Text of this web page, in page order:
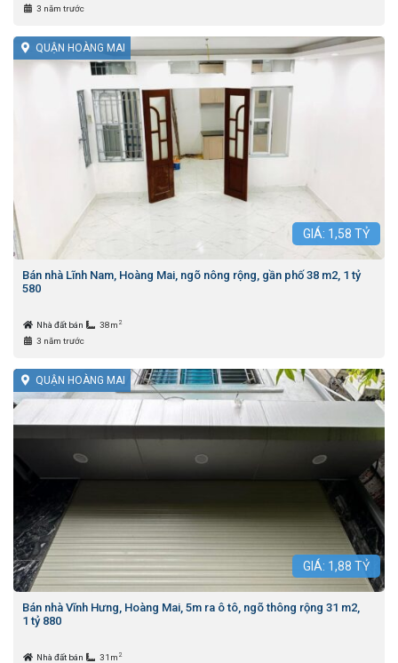
3 năm trước
QUẬN HOÀNG MAI
GIÁ: 1,58 TỶ
Bán nhà Lĩnh Nam, Hoàng Mai, ngõ nông rộng, gần phố 38 m2, 1 tỷ
580
Nhà đất bán 38m 2
3 năm trước
QUẬN HOÀNG MAI
GIÁ: 1,88 TỶ
Bán nhà Vĩnh Hưng, Hoàng Mai, 5m ra ô tô, ngõ thông rộng 31 m2,
1 tỷ 880
Nhà đất bán 31m 2